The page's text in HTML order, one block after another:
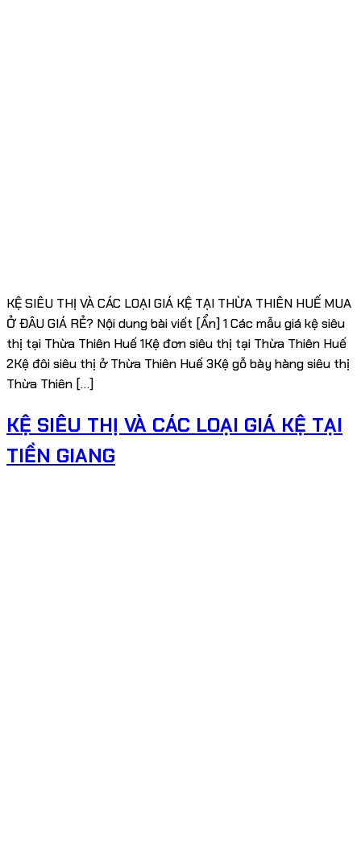
KỆ SIÊU THỊ VÀ CÁC LOẠI GIÁ KỆ TẠI THỪA THIÊN HUẾ MUA
Ở ĐÂU GIÁ RẺ? Nội dung bài viết [Ẩn] 1 Các mẫu giá kệ siêu
thị tại Thừa Thiên Huế 1Kệ đơn siêu thị tại Thừa Thiên Huế
2Kệ đôi siêu thị ở Thừa Thiên Huế 3Kệ gỗ bày hàng siêu thị
Thừa Thiên […]
KỆ SIÊU THỊ VÀ CÁC LOẠI GIÁ KỆ TẠI
TIỀN GIANG